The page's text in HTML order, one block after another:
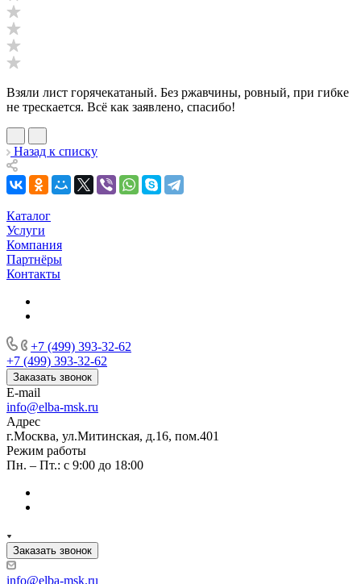
Взяли лист горячекатаный. Без ржавчины, ровный, при гибке
не трескается. Всё как заявлено, спасибо!
Назад к списку
Каталог
Услуги
Компания
Партнёры
Контакты
+7 (499) 393-32-62
+7 (499) 393-32-62
Заказать звонок
E-mail
info@elba-msk.ru
Адрес
г.Москва, ул.Митинская, д.16, пом.401
Режим работы
Пн. – Пт.: с 9:00 до 18:00
Заказать звонок
info@elba-msk.ru